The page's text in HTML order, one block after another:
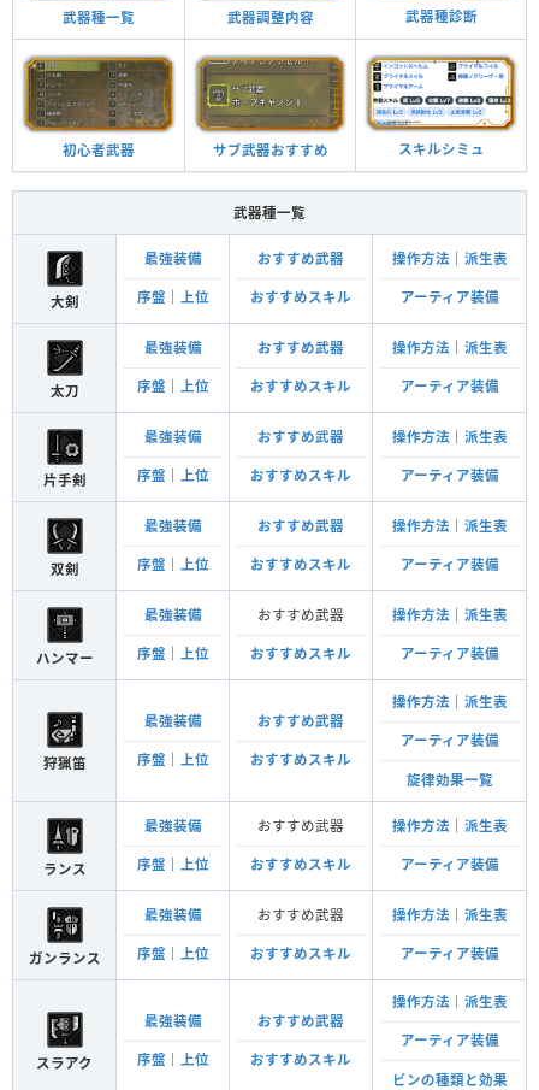
武器種一覧 武器調整内容 武器種診断
初心者武器 サブ武器おすすめ スキルシミュ
武器種一覧
大剣
最強装備
序盤 上位
おすすめ武器
おすすめスキル
操作方法 派生表
アーティア装備
太刀
最強装備
序盤 上位
おすすめ武器
おすすめスキル
操作方法 派生表
アーティア装備
片手剣
最強装備
序盤 上位
おすすめ武器
おすすめスキル
操作方法 派生表
アーティア装備
双剣
最強装備
序盤 上位
おすすめ武器
おすすめスキル
操作方法 派生表
アーティア装備
ハンマー
最強装備
序盤 上位
おすすめ武器
おすすめスキル
操作方法 派生表
アーティア装備
狩猟笛
最強装備
序盤 上位
おすすめ武器
おすすめスキル
操作方法 派生表
アーティア装備
旋律効果一覧
ランス
最強装備
序盤 上位
おすすめ武器
おすすめスキル
操作方法 派生表
アーティア装備
ガンランス
最強装備
序盤 上位
おすすめ武器
おすすめスキル
操作方法 派生表
アーティア装備
スラアク
最強装備
序盤 上位
おすすめ武器
おすすめスキル
操作方法 派生表
アーティア装備
ビンの種類と効果